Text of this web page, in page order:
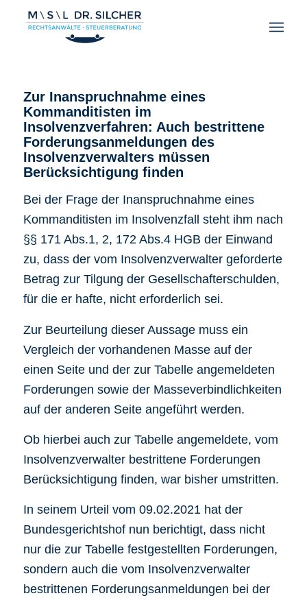
Zur Inanspruchnahme eines
Kommanditisten im
Insolvenzverfahren: Auch bestrittene
Forderungsanmeldungen des
Insolvenzverwalters müssen
Berücksichtigung finden
Bei der Frage der Inanspruchnahme eines
Kommanditisten im Insolvenzfall steht ihm nach
§§ 171 Abs.1, 2, 172 Abs.4 HGB der Einwand
zu, dass der vom Insolvenzverwalter geforderte
Betrag zur Tilgung der Gesellschafterschulden,
für die er hafte, nicht erforderlich sei.
Zur Beurteilung dieser Aussage muss ein
Vergleich der vorhandenen Masse auf der
einen Seite und der zur Tabelle angemeldeten
Forderungen sowie der Masseverbindlichkeiten
auf der anderen Seite angeführt werden.
Ob hierbei auch zur Tabelle angemeldete, vom
Insolvenzverwalter bestrittene Forderungen
Berücksichtigung finden, war bisher umstritten.
In seinem Urteil vom 09.02.2021 hat der
Bundesgerichtshof nun berichtigt, dass nicht
nur die zur Tabelle festgestellten Forderungen,
sondern auch die vom Insolvenzverwalter
bestrittenen Forderungsanmeldungen bei der